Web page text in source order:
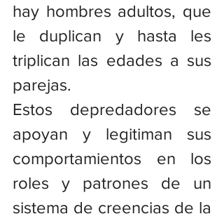
hay hombres adultos, que
le duplican y hasta les
triplican las edades a sus
parejas.
Estos depredadores se
apoyan y legitiman sus
comportamientos en los
roles y patrones de un
sistema de creencias de la